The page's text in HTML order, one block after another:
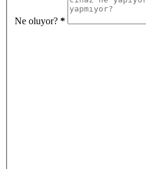
Ne oluyor? *